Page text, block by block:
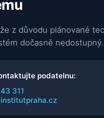
z důvodu plánované
dočasně nedostupný.
podatelnu:
311